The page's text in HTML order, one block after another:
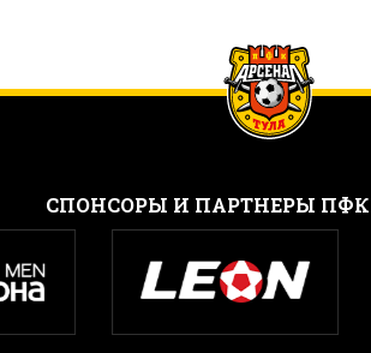
CПОНСОРЫ И ПАРТНЕРЫ ПФК